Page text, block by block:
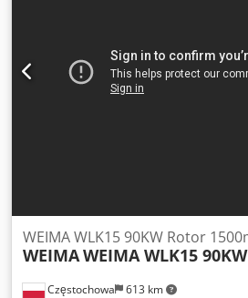
der Maschine: 300x180x170 cm (H)
Częstochowa 613 km
WEIMA WLK15 90KW Rotor
WEIMAWEIMA WLK15 90KW